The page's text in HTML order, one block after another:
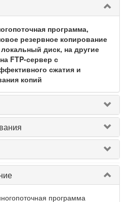
программа,
резервное копирование
диск, на другие
FTP-сервер с
сжатия и
копий
программа